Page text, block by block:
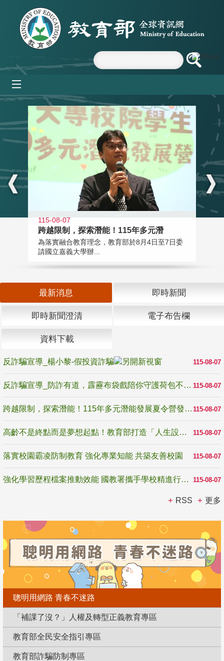
跳到主要內容區塊
:::
115-08-07
跨越限制，探索潛能！115年多元潛
為落實融合教育理念，教育部於8月4日至7日委
請國立嘉義大學辦...
最新消息 即時新聞
即時新聞澄清 電子布告欄
資料下載
115-08-07
反詐騙宣導_楊小黎-假投資詐騙
115-08-07
反詐騙宣導_防詐有道，霹靂布袋戲陪你守護荷包不受騙
115-08-07
跨越限制，探索潛能！115年多元潛能發展夏令營發掘生命無限可能
115-08-07
高齡不是終點而是夢想起點！教育部打造「人生設計夢工場」 參展第3屆高齡健康產業博覽會
115-08-07
落實校園霸凌防制教育 強化專業知能 共築友善校園
115-08-07
強化學習歷程檔案推動效能 國教署攜手學校精進行政與教學支持
RSS 更多
聰明用網路 青春不迷路
「補課了沒？」人權及轉型正義教育專區
教育部全民安全指引專區
教育部詐騙防制專區